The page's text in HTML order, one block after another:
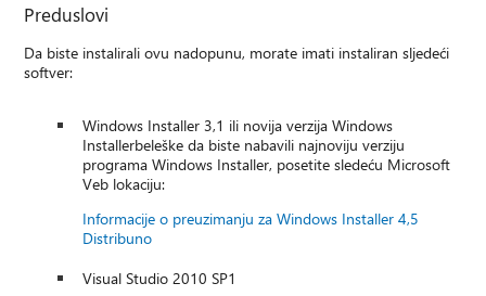
Preduslovi
Da biste instalirali ovu nadopunu, morate imati instaliran sljedeći
softver:
Windows Installer 3,1 ili novija verzija Windows
Installerbeleške da biste nabavili najnoviju verziju
programa Windows Installer, posetite sledeću Microsoft
Veb lokaciju:
Informacije o preuzimanju za Windows Installer 4,5
Distribuno
Visual Studio 2010 SP1